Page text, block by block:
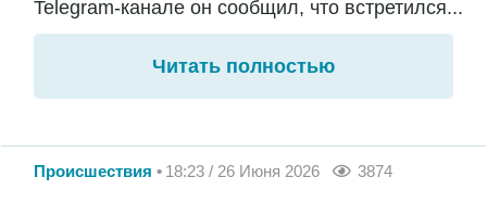
Telegram-канале он сообщил, что встретился...
Читать полностью
Происшествия 18:23 / 26 Июня 2026 3874